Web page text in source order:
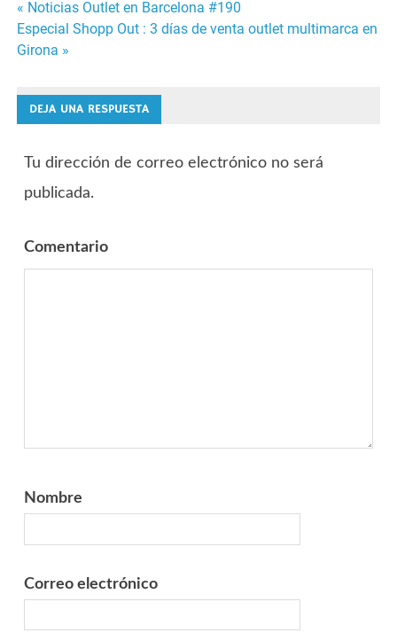
Navegación
entradas
« Noticias Outlet en Barcelona #190
Especial Shopp Out : 3 días de venta outlet multimarca en
Girona »
DEJA UNA RESPUESTA
Tu dirección de correo electrónico no será
publicada.
Comentario
Nombre
Correo electrónico